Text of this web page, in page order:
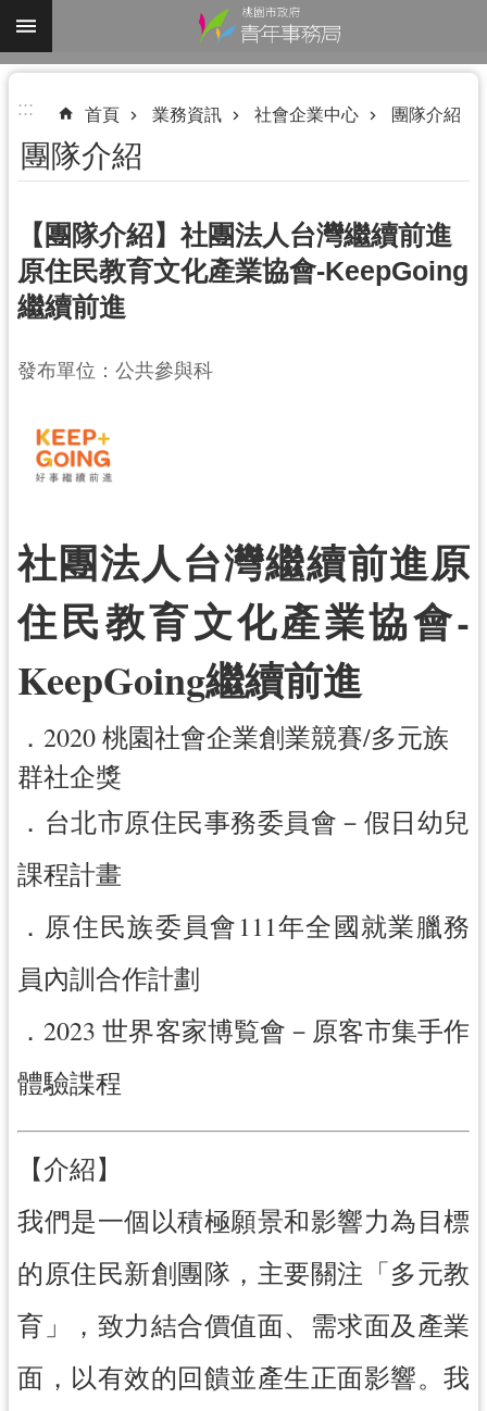
跳到主要內容區塊
進
階
搜
尋
認
識
們
務
資
訊
息
公
告
民
桃
資
紹
關
連
結
府
訊
開
回
頁
::: 首頁 業務資訊 社會企業中心 團隊介紹
團隊介紹
【團隊介紹】社團法人台灣繼續前進
原住民教育文化產業協會-KeepGoing
繼續前進
發布單位：公共參與科
社團法人台灣繼續前進原
住民教育文化產業協會-
KeepGoing繼續前進
．2020 桃園社會企業創業競賽/多元族
群社企獎
．台北市原住民事務委員會－假日幼兒
課程計畫
．原住民族委員會111年全國就業臘務
員內訓合作計劃
．2023 世界客家博覧會－原客市集手作
體驗諜程
【介紹】
我們是一個以積極願景和影響力為目標
的原住民新創團隊，主要關注「多元教
育」，致力結合價值面、需求面及產業
面，以有效的回饋並產生正面影響。我